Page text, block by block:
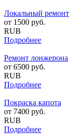
Локальный ремонт
от 1500 руб.
RUB
Подробнее
Ремонт лонжерона
от 6500 руб.
RUB
Подробнее
Покраска капота
от 7400 руб.
RUB
Подробнее